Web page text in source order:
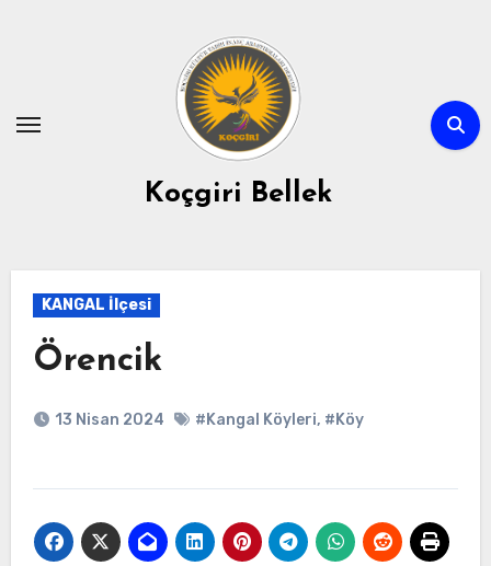
Koçgiri Bellek
KANGAL İlçesi
Örencik
13 Nisan 2024 #Kangal Köyleri, #Köy